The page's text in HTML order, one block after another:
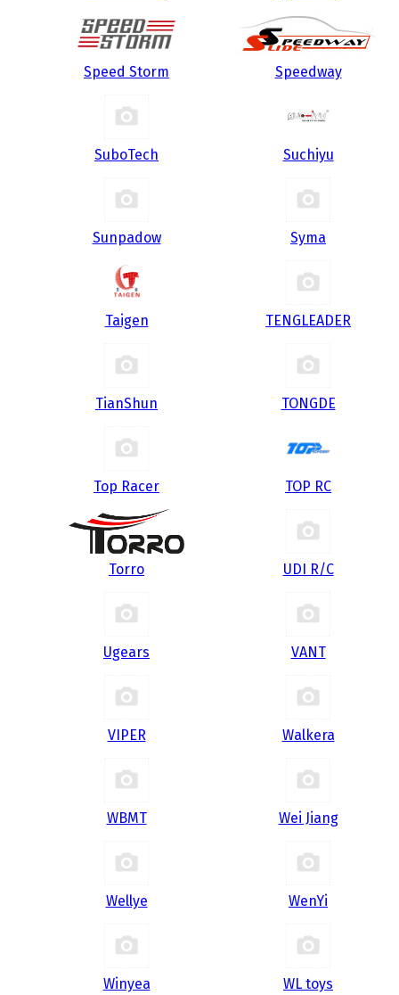
Speed Storm Speedway
SuboTech Suchiyu
Sunpadow Syma
Taigen TENGLEADER
TianShun TONGDE
Top Racer TOP RC
Torro UDI R/С
Ugears VANT
VIPER Walkera
WBMT Wei Jiang
Wellye WenYi
Winyea WL toys